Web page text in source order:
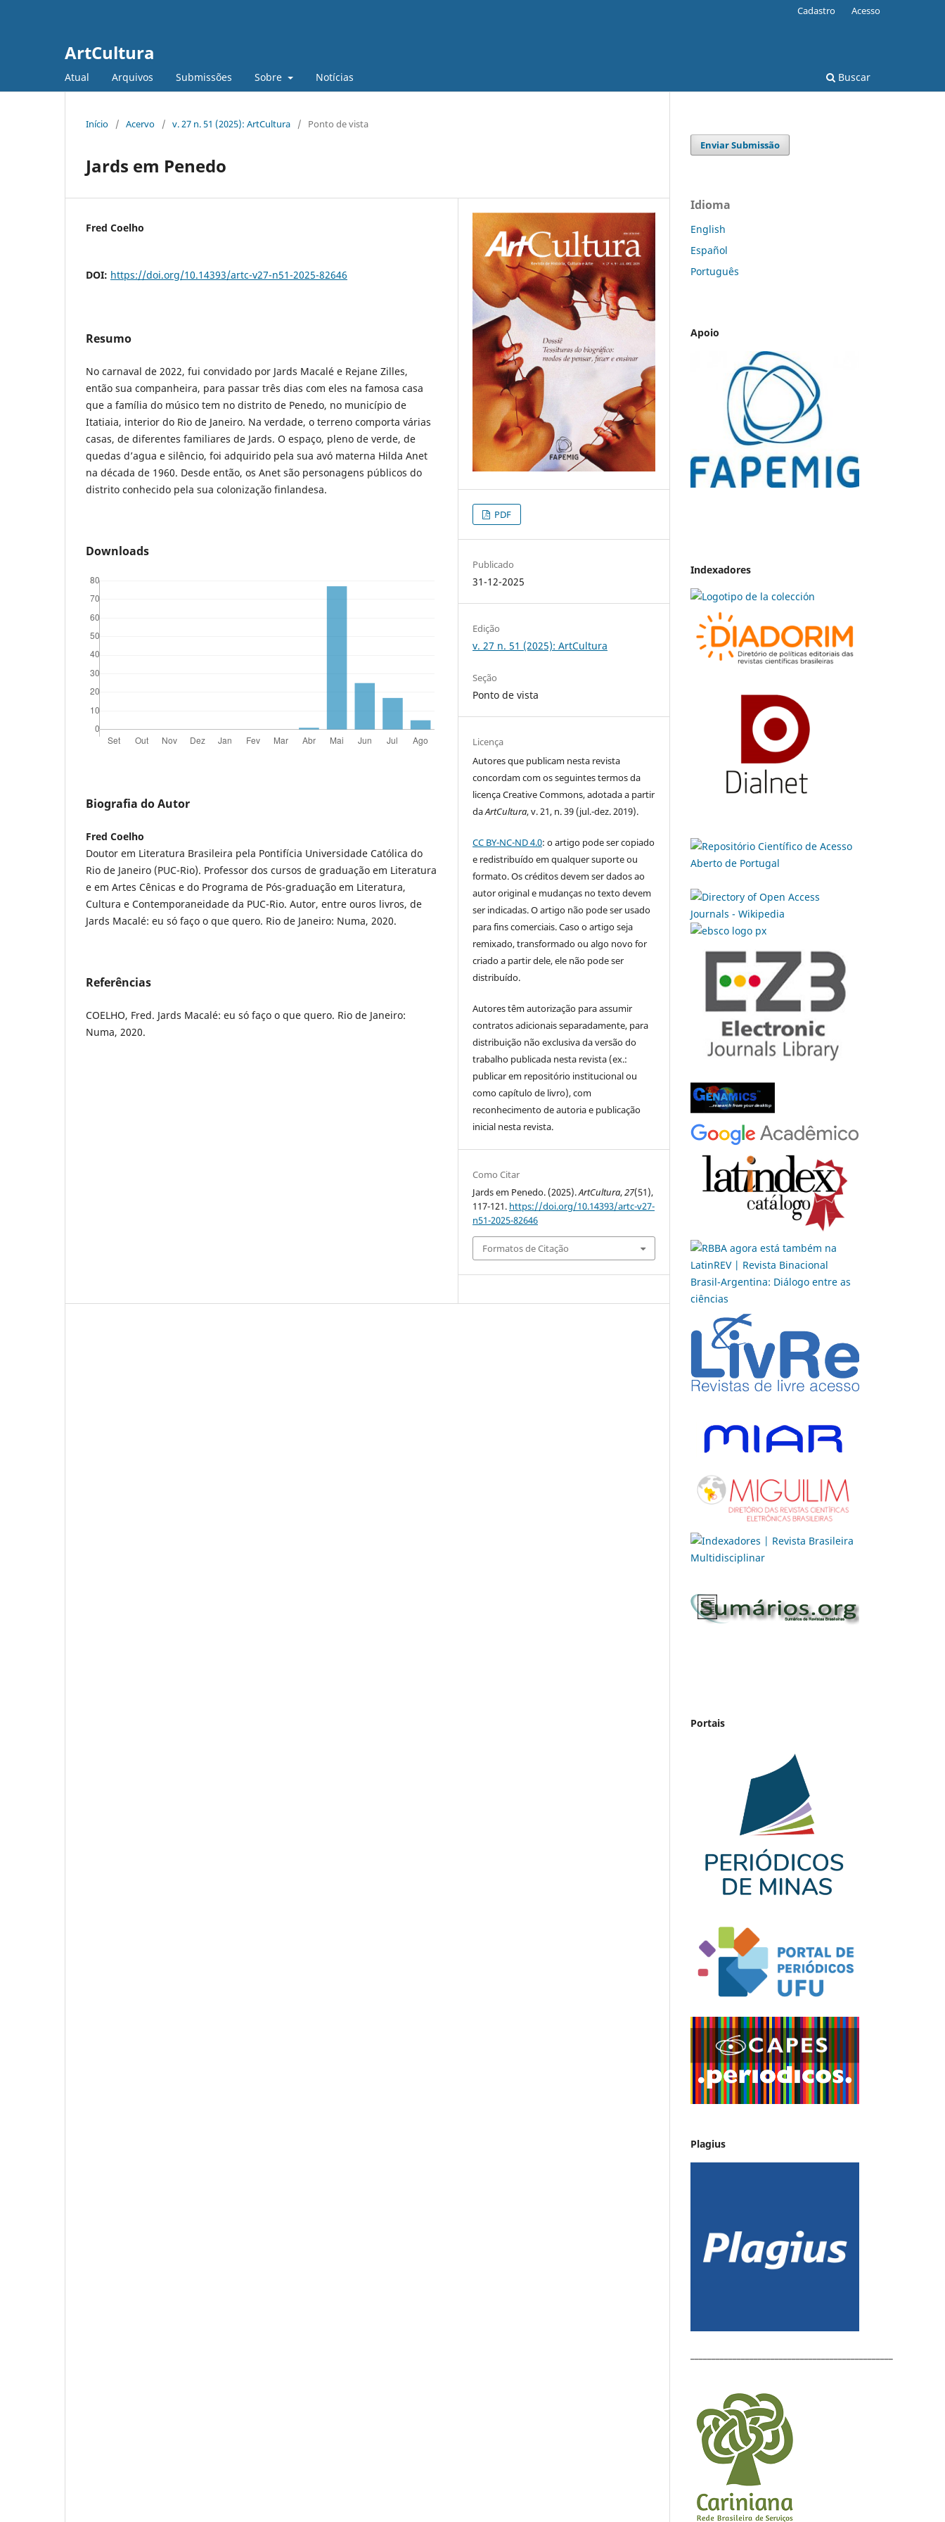
ArtCultura
Atual Arquivos Submissões Sobre Notícias Buscar
Cadastro Acesso
Início / Acervo / v. 27 n. 51 (2025): ArtCultura / Ponto de vista
Jards em Penedo
Fred Coelho
DOI: https://doi.org/10.14393/artc-v27-n51-2025-82646
Resumo
No carnaval de 2022, fui convidado por Jards Macalé e Rejane Zilles,
então sua companheira, para passar três dias com eles na famosa casa
que a família do músico tem no distrito de Penedo, no município de
Itatiaia, interior do Rio de Janeiro. Na verdade, o terreno comporta várias
casas, de diferentes familiares de Jards. O espaço, pleno de verde, de
quedas d’agua e silêncio, foi adquirido pela sua avó materna Hilda Anet
na década de 1960. Desde então, os Anet são personagens públicos do
distrito conhecido pela sua colonização finlandesa.
Downloads
Biografia do Autor
Fred Coelho
Doutor em Literatura Brasileira pela Pontifícia Universidade Católica do
Rio de Janeiro (PUC-Rio). Professor dos cursos de graduação em Literatura
e em Artes Cênicas e do Programa de Pós-graduação em Literatura,
Cultura e Contemporaneidade da PUC-Rio. Autor, entre ouros livros, de
Jards Macalé: eu só faço o que quero. Rio de Janeiro: Numa, 2020.
Referências
COELHO, Fred. Jards Macalé: eu só faço o que quero. Rio de Janeiro:
Numa, 2020.
PDF
Publicado
31-12-2025
Edição
v. 27 n. 51 (2025): ArtCultura
Seção
Ponto de vista
Licença
Autores que publicam nesta revista
concordam com os seguintes termos da
licença Creative Commons, adotada a partir
daArtCultura, v. 21, n. 39 (jul.-dez. 2019).
CC BY-NC-ND 4.0: o artigo pode ser copiado
e redistribuído em qualquer suporte ou
formato. Os créditos devem ser dados ao
autor original e mudanças no texto devem
ser indicadas. O artigo não pode ser usado
para fins comerciais. Caso o artigo seja
remixado, transformado ou algo novo for
criado a partir dele, ele não pode ser
distribuído.
Autores têm autorização para assumir
contratos adicionais separadamente, para
distribuição não exclusiva da versão do
trabalho publicada nesta revista (ex.:
publicar em repositório institucional ou
como capítulo de livro), com
reconhecimento de autoria e publicação
inicial nesta revista.
Como Citar
Jards em Penedo. (2025).ArtCultura,27(51),
117-121. https://doi.org/10.14393/artc-v27-
n51-2025-82646
Formatos de Citação
Enviar Submissão
Idioma
English
Español
Português
Apoio
Indexadores
Portais
Plagius